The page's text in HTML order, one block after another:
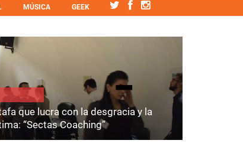
MÚSICA GEEK
que lucra con la desgracia y la
“Sectas Coaching”